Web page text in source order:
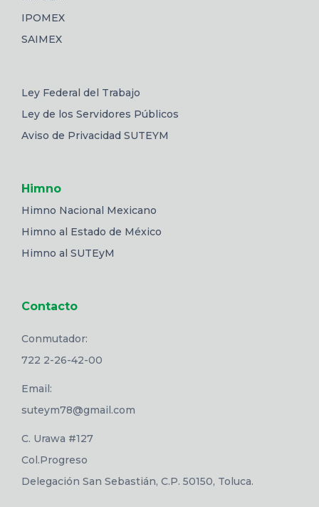
IPOMEX
SAIMEX
Ley Federal del Trabajo
Ley de los Servidores Públicos
Aviso de Privacidad SUTEYM
Himno
Himno Nacional Mexicano
Himno al Estado de México
Himno al SUTEyM
Contacto
Conmutador:
722 2-26-42-00
Email:
suteym78@gmail.com
C. Urawa #127
Col.Progreso
Delegación San Sebastián, C.P. 50150, Toluca.